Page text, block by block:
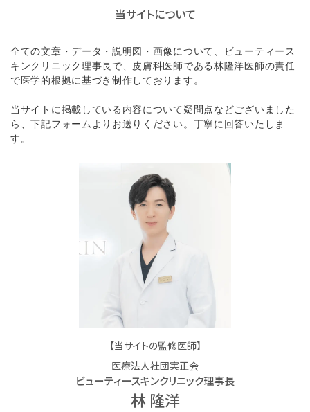
当サイトについて
全ての文章・データ・説明図・画像について、ビューティース
キンクリニック理事長で、皮膚科医師である林隆洋医師の責任
で医学的根拠に基づき制作しております。
当サイトに掲載している内容について疑問点などございました
ら、下記フォームよりお送りください。丁寧に回答いたしま
す。
【当サイトの監修医師】
医療法人社団実正会
ビューティースキンクリニック理事長
林 隆洋